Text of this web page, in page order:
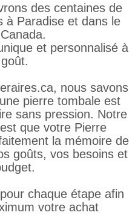
des centaines de
à Paradise et dans le
et personnalisé à
nous savons
pierre tombale est
sans pression. Notre
que votre Pierre
la mémoire de
goûts, vos besoins et
chaque étape afin
votre achat